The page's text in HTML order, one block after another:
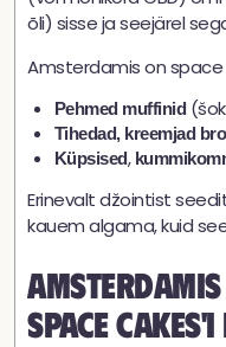
õli) sisse ja seejärel
Amsterdamis on
Pehmed muffinid
Tihedad, kreemjad
Küpsised,
Erinevalt džointist
kauem algama, kuid
space